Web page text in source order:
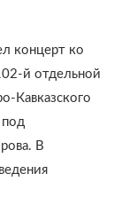
концерт ко
й отдельной
Кавказского
под
В